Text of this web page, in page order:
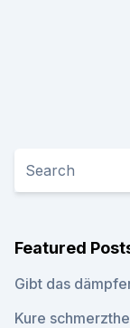
Featured
Gibt das
Kure